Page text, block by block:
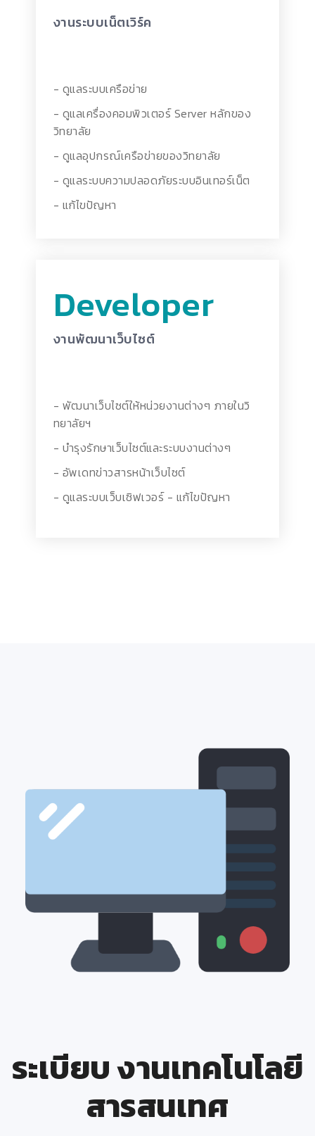
งานระบบเน็ตเวิร์ค
- ดูแลระบบเครือข่าย
- ดูแลเครื่องคอมพิวเตอร์ Server หลักของ
วิทยาลัย
- ดูแลอุปกรณ์เครือข่ายของวิทยาลัย
- ดูแลระบบความปลอดภัยระบบอินเทอร์เน็ต
- แก้ไขปัญหา
Developer
งานพัฒนาเว็บไซต์
- พัฒนาเว็บไซต์ให้หน่วยงานต่างๆ ภายในวิ
ทยาลัยฯ
- บำรุงรักษาเว็บไซต์และระบบงานต่างๆ
- อัพเดทข่าวสารหน้าเว็บไซต์
- ดูแลระบบเว็บเซิฟเวอร์ - แก้ไขปัญหา
ระเบียบ งานเทคโนโลยี
สารสนเทศ